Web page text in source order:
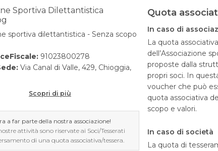
Sportiva Dilettantistica
sportiva dilettantistica - Senza scopo
91023800278
Via Canal di Valle, 429, Chioggia,
Scopri di più
a far parte della nostra associazione!
attività sono riservate ai Soci/Tesserati
di una quota associativa/tessera.
Quota
In caso di
La quota
dell’Associazione
proposte dalla
propri soci. In
voucher che può
quota associativa
scopo e valori.
In caso di società
La quota di